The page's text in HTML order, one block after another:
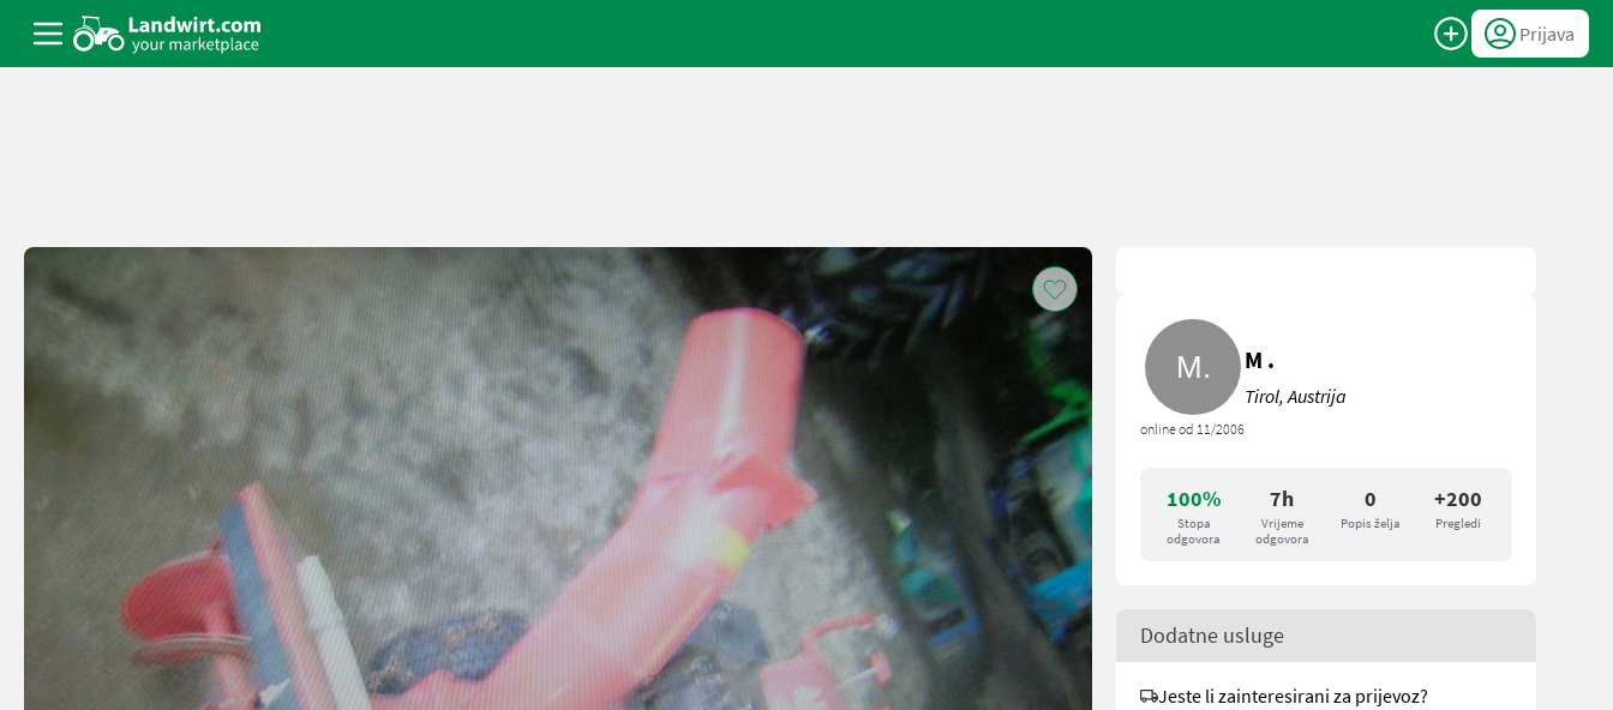
Prijava
100%
Stopa
odgovora
7h
Vrijeme
odgovora
0
Popis želja
+200
Pregledi
online od 11/2006
M .
Tirol, Austrija
Dodatne usluge
Jeste li zainteresirani za prijevoz?